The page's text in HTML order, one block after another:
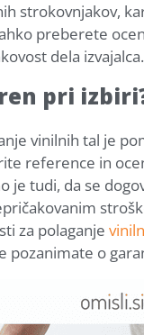
strokovnjakov,
preberete
dela izvajalca.
pri
vinilnih tal je
reference in
je tudi, da se
za polaganje
pozanimate o